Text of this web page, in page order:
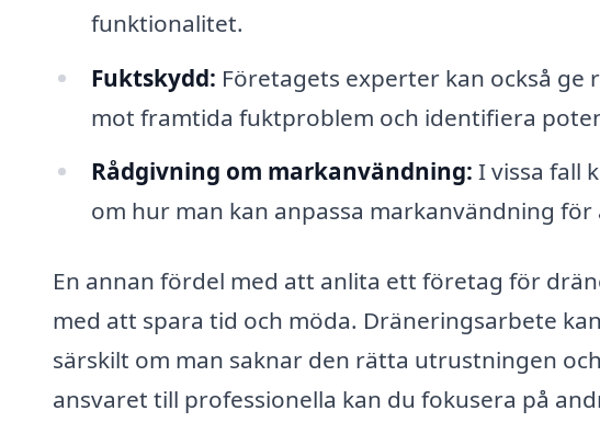
funktionalitet.
Fuktskydd: Företagets experter kan också
mot framtida fuktproblem och identifiera
Rådgivning om markanvändning: I vissa fall
om hur man kan anpassa markanvändning
En annan fördel med att anlita ett företag för
med att spara tid och möda. Dräneringsarbete
särskilt om man saknar den rätta utrustningen
ansvaret till professionella kan du fokusera på